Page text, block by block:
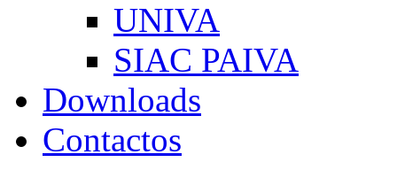
UNIVA
SIAC PAIVA
Downloads
Contactos